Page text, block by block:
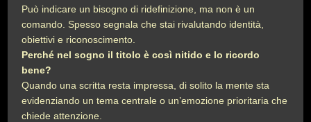
Può indicare un bisogno di ridefinizione, ma non è un
comando. Spesso segnala che stai rivalutando identità,
obiettivi e riconoscimento.
Perché nel sogno il titolo è così nitido e lo ricordo
bene?
Quando una scritta resta impressa, di solito la mente sta
evidenziando un tema centrale o un’emozione prioritaria che
chiede attenzione.